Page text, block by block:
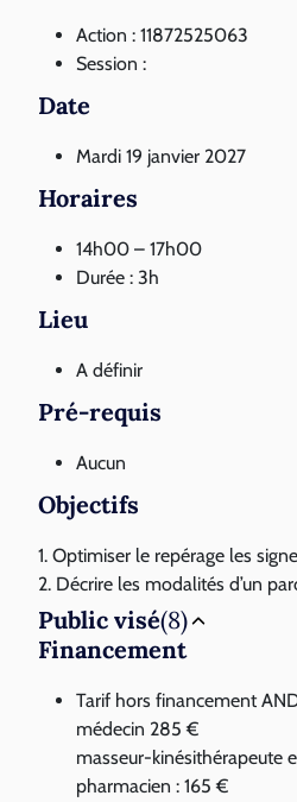
Action : 11872525063
Session :
Date
Mardi 19 janvier 2027
Horaires
14h00 – 17h00
Durée : 3h
Lieu
A définir
Pré-requis
Aucun
Objectifs
1. Optimiser le repérage les
2. Décrire les modalités d’un
Public visé(8)
Financement
Tarif hors financement
médecin 285 €
masseur-kinésithérapeute
pharmacien : 165 €